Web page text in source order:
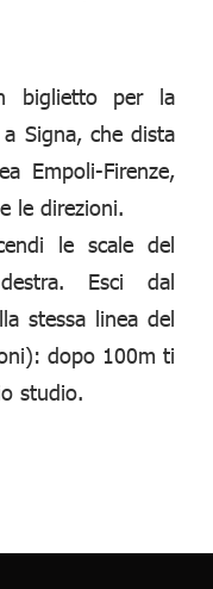
biglietto per la
Signa, che dista
Empoli-Firenze,
le direzioni.
le scale del
Esci dal
stessa linea del
dopo 100m ti
studio.